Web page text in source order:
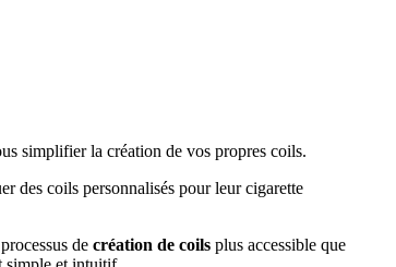
simplifier la création de vos propres coils.
des coils personnalisés pour leur cigarette
de création de coils plus accessible que